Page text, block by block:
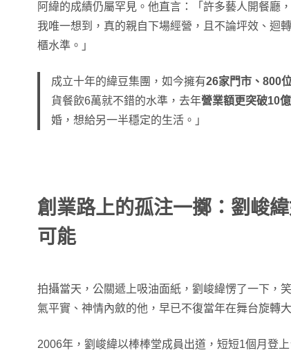
阿緯的成績仍屬罕見。他直言：「許多藝人開餐廳
我唯一想到，真的親自下場經營，且不論坪效、迴
櫃水準。」
成立十年的緯豆集團，如今擁有26家門市、800
貨餐飲6萬就不錯的水準，去年營業額更突破10億
婚，想給另一半穩定的生活。」
創業路上的孤注一擲：劉峻
可能
拍攝當天，公關遞上吸油面紙，劉峻緯愣了一下，
氣平實、神情內斂的他，早已不復當年在舞台旋轉
2006年，劉峻緯以棒棒堂成員出道，短短1個月登